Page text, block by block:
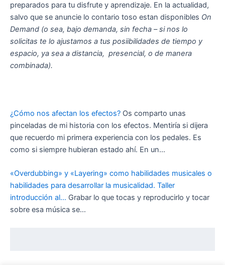
preparados para tu disfrute y aprendizaje. En la actualidad,
salvo que se anuncie lo contario toso estan disponibles On
Demand (o sea, bajo demanda, sin fecha – si nos lo
solicitas te lo ajustamos a tus posiibilidades de tiempo y
espacio, ya sea a distancia, presencial, o de manera
combinada).
¿Cómo nos afectan los efectos? Os comparto unas
pinceladas de mi historia con los efectos. Mentiría si dijera
que recuerdo mi primera experiencia con los pedales. Es
como si siempre hubieran estado ahí. En un…
«Overdubbing» y «Layering» como habilidades musicales o
habilidades para desarrollar la musicalidad. Taller
introducción al… Grabar lo que tocas y reproducirlo y tocar
sobre esa música se…